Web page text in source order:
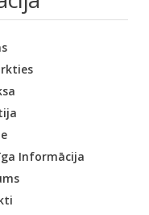
Informācija